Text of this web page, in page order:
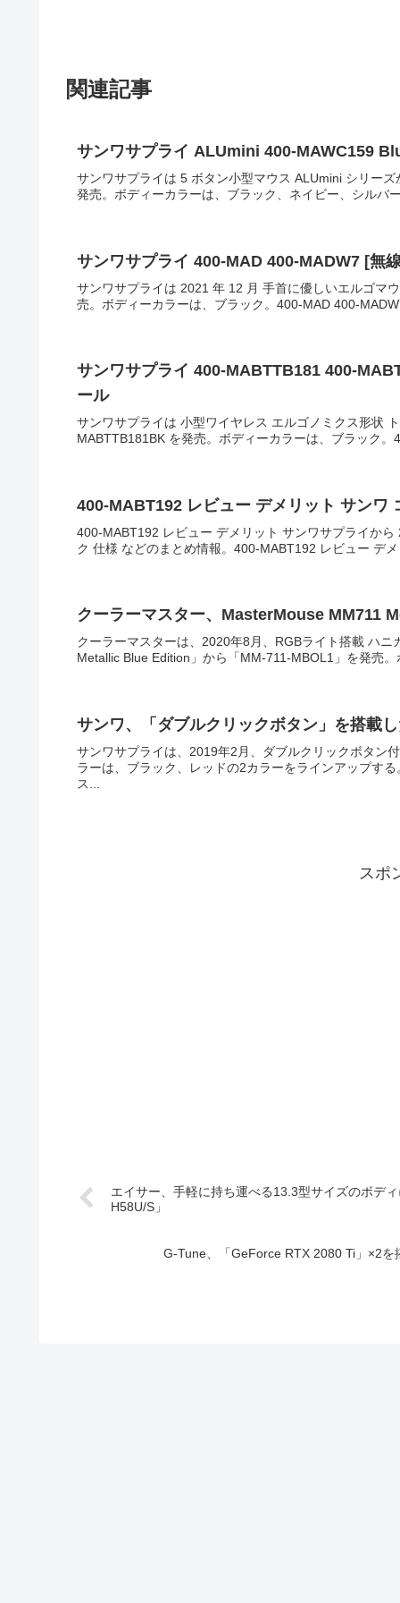
関連記事
サンワサプライ ALUmini 400-MAWC159
サンワサプライは 5 ボタン小型マウス ALUmini シリー
発売。ボディーカラーは、ブラック、ネイビー、シルバ
サンワサプライ 400-MAD 400-MADW7 [無
サンワサプライは 2021 年 12 月 手首に優しいエルゴマ
売。ボディーカラーは、ブラック。400-MAD 400-
サンワサプライ 400-MABTTB181 400-
ール
サンワサプライは 小型ワイヤレス エルゴノミクス形状
MABTTB181BK を発売。ボディーカラーは、ブラック
400-MABT192 レビュー デメリット サンワ
400-MABT192 レビュー デメリット サンワサプライか
ク 仕様 などのまとめ情報。400-MABT192 レビュー デ
クーラーマスター、MasterMouse MM711
クーラーマスターは、2020年8月、RGBライト搭載 ハ
Metallic Blue Edition」から「MM-711-MBOL1」を発売
サンワ、「ダブルクリックボタン」を搭載
サンワサプライは、2019年2月、ダブルクリックボタン
ラーは、ブラック、レッドの2カラーをラインアップす
ス...
スポ
エイサー、手軽に持ち運べる13.3型サイズのボデ
H58U/S」
G-Tune、「GeForce RTX 2080 Ti」×2を